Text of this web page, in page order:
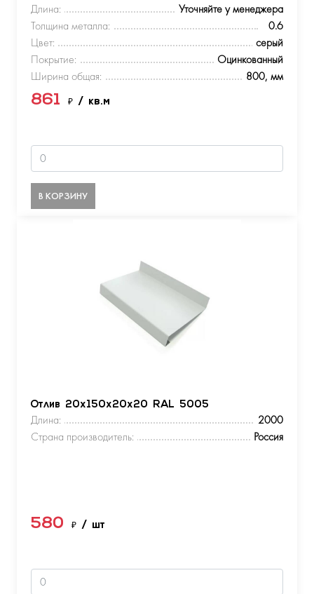
Длина:
Уточняйте у менеджера
Толщина металла:
0.6
Цвет:
серый
Покрытие:
Оцинкованный
Ширина общая:
800, мм
861 ₽ / кв.м
В КОРЗИНУ
Отлив 20х150х20х20 RAL 5005
Длина:
2000
Страна производитель:
Россия
580 ₽ / шт